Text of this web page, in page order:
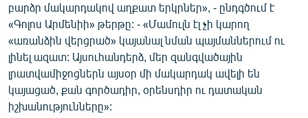
«Ազատության» բոլոր կայքերը
բարձր մակարդակով աղքատ երկրներ», - ընդգծում է
«Գոլոս Արմենիի» թերթը: - «Մամուլն էլ չի կարող
«առանձին վերցրած» կայանալ նման պայմաններում ու
լինել ազատ: Այսուհանդերձ, մեր զանգվածային
լրատվամիջոցներն այսօր մի մակարդակ ավելի են
կայացած, քան գործադիր, օրենսդիր ու դատական
իշխանությունները»: